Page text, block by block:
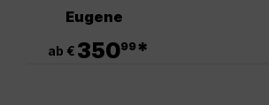
Eugene
ab € 35099*